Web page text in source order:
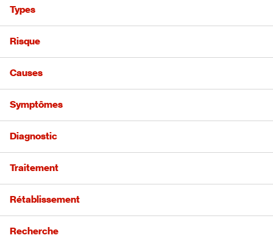
Types
Risque
Causes
Symptômes
Diagnostic
Traitement
Rétablissement
Recherche